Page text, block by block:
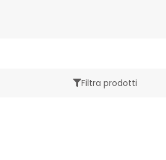
Filtra prodotti